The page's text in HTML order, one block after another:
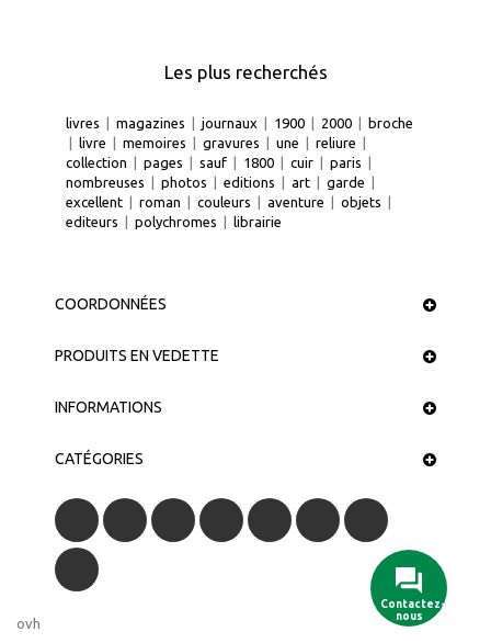
Les plus recherchés
livres | magazines | journaux | 1900 | 2000 | broche
| livre | memoires | gravures | une | reliure |
collection | pages | sauf | 1800 | cuir | paris |
nombreuses | photos | editions | art | garde |
excellent | roman | couleurs | aventure | objets |
editeurs | polychromes | librairie
COORDONNÉES
PRODUITS EN VEDETTE
INFORMATIONS
CATÉGORIES
Contactez-
nous
ovh